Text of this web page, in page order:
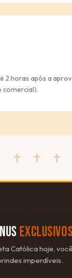
2 horas após a
✝ ✝ ✝
Católica hoje,
imperdíveis.